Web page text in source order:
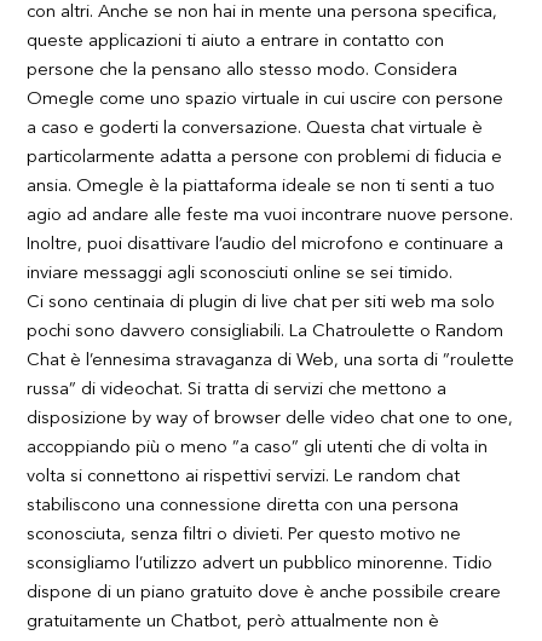
con altri. Anche se non hai in mente una persona specifica,
queste applicazioni ti aiuto a entrare in contatto con
persone che la pensano allo stesso modo. Considera
Omegle come uno spazio virtuale in cui uscire con persone
a caso e goderti la conversazione. Questa chat virtuale è
particolarmente adatta a persone con problemi di fiducia e
ansia. Omegle è la piattaforma ideale se non ti senti a tuo
agio ad andare alle feste ma vuoi incontrare nuove persone.
Inoltre, puoi disattivare l’audio del microfono e continuare a
inviare messaggi agli sconosciuti online se sei timido.
Ci sono centinaia di plugin di live chat per siti web ma solo
pochi sono davvero consigliabili. La Chatroulette o Random
Chat è l’ennesima stravaganza di Web, una sorta di ”roulette
russa” di videochat. Si tratta di servizi che mettono a
disposizione by way of browser delle video chat one to one,
accoppiando più o meno ”a caso” gli utenti che di volta in
volta si connettono ai rispettivi servizi. Le random chat
stabiliscono una connessione diretta con una persona
sconosciuta, senza filtri o divieti. Per questo motivo ne
sconsigliamo l’utilizzo advert un pubblico minorenne. Tidio
dispone di un piano gratuito dove è anche possibile creare
gratuitamente un Chatbot, però attualmente non è